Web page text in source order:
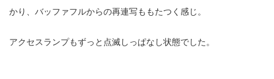
かり、バッファフルからの再連写ももたつく感じ。
アクセスランプもずっと点滅しっぱなし状態でした。